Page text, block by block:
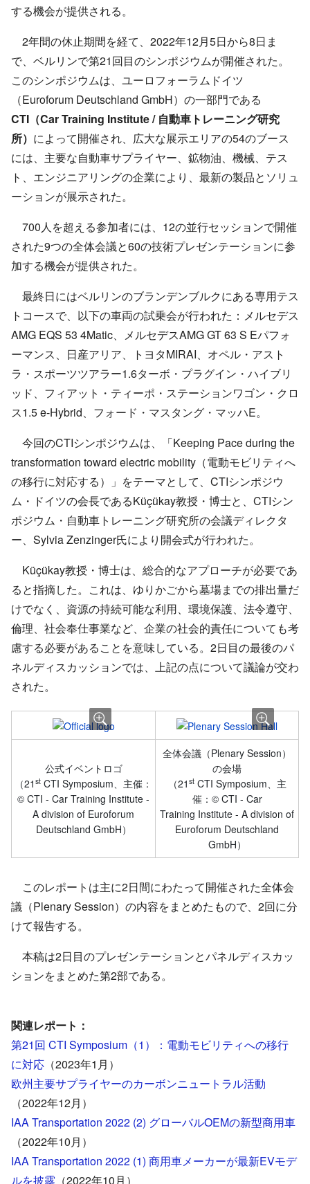
する機会が提供される。
2年間の休止期間を経て、2022年12月5日から8日ま
で、ベルリンで第21回目のシンポジウムが開催された。
このシンポジウムは、ユーロフォーラムドイツ
（Euroforum Deutschland GmbH）の一部門である
CTI （Car Training Institute / 自動車トレーニング研究
所） によって開催され、広大な展示エリアの54のブース
には、主要な自動車サプライヤー、鉱物油、機械、テス
ト、エンジニアリングの企業により、最新の製品とソリュ
ーションが展示された。
700人を超える参加者には、12の並行セッションで開催
された9つの全体会議と60の技術プレゼンテーションに参
加する機会が提供された。
最終日にはベルリンのブランデンブルクにある専用テス
トコースで、以下の車両の試乗会が行われた：メルセデス
AMG EQS 53 4Matic、メルセデスAMG GT 63 S Eパフォ
ーマンス、日産アリア、トヨタMIRAI、オペル・アスト
ラ・スポーツツアラー1.6ターボ・プラグイン・ハイブリ
ッド、フィアット・ティーポ・ステーションワゴン・クロ
ス1.5 e-Hybrid、フォード・マスタング・マッハE。
今回のCTIシンポジウムは、「Keeping Pace during the
transformation toward electric mobility（電動モビリティへ
の移行に対応する）」をテーマとして、CTIシンポジウ
ム・ドイツの会長であるKüçükay教授・博士と、CTIシン
ポジウム・自動車トレーニング研究所の会議ディレクタ
ー、Sylvia Zenzinger氏により開会式が行われた。
Küçükay教授・博士は、総合的なアプローチが必要であ
ると指摘した。これは、ゆりかごから墓場までの排出量だ
けでなく、資源の持続可能な利用、環境保護、法令遵守、
倫理、社会奉仕事業など、企業の社会的責任についても考
慮する必要があることを意味している。2日目の最後のパ
ネルディスカッションでは、上記の点について議論が交わ
された。
公式イベントロゴ
（21 st CTI Symposium、主催：
© CTI - Car Training Institute -
A division of Euroforum
Deutschland GmbH）
全体会議（Plenary Session）
の会場
（21 stCTI Symposium、主
催：© CTI - Car
Training Institute - A division of
Euroforum Deutschland
GmbH）
このレポートは主に2日間にわたって開催された全体会
議（Plenary Session）の内容をまとめたもので、2回に分
けて報告する。
本稿は2日目のプレゼンテーションとパネルディスカッ
ションをまとめた第2部である。
関連レポート：
第21回 CTI Symposium（1）：電動モビリティへの移行
に対応 （2023年1月）
欧州主要サプライヤーのカーボンニュートラル活動
（2022年12月）
IAA Transportation 2022 (2) グローバルOEMの新型商用車
（2022年10月）
IAA Transportation 2022 (1) 商用車メーカーが最新EVモデ
ルを披露 （2022年10月）